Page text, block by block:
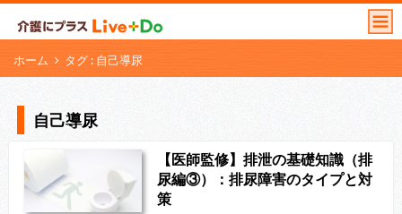
ホーム タグ : 自己導尿
自己導尿
【医師監修】排泄の基礎知識（排
尿編③）：排尿障害のタイプと対
策